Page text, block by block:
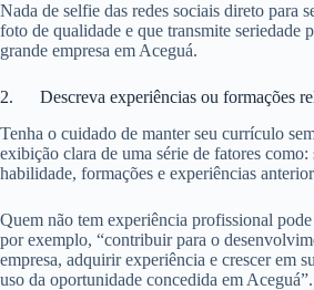
Nada de selfie das redes sociais direto para
foto de qualidade e que transmite seriedade
grande empresa em Aceguá.
2. Descreva experiências ou formações
Tenha o cuidado de manter seu currículo
exibição clara de uma série de fatores como:
habilidade, formações e experiências
Quem não tem experiência profissional
por exemplo, “contribuir para o
empresa, adquirir experiência e crescer em
uso da oportunidade concedida em Aceguá”.